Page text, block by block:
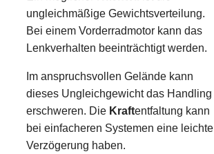
ungleichmäßige Gewichtsverteilung.
Bei einem Vorderradmotor kann das
Lenkverhalten beeinträchtigt werden.
Im anspruchsvollen Gelände kann
dieses Ungleichgewicht das Handling
erschweren. Die Kraftentfaltung kann
bei einfacheren Systemen eine leichte
Verzögerung haben.